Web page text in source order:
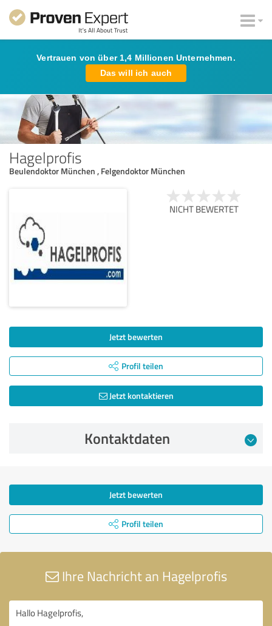
Vertrauen von über 1,4 Millionen Unternehmen.
Das will ich auch
Hagelprofis
Beulendoktor München , Felgendoktor München
NICHT BEWERTET
Jetzt bewerten
Profil teilen
Jetzt kontaktieren
Kontaktdaten
Jetzt bewerten
Profil teilen
Ihre Nachricht an Hagelprofis